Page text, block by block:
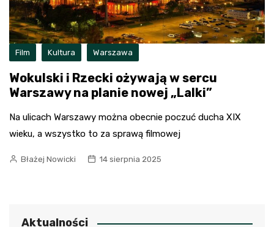
Film Kultura Warszawa
Wokulski i Rzecki ożywają w sercu
Warszawy na planie nowej „Lalki”
Na ulicach Warszawy można obecnie poczuć ducha XIX
wieku, a wszystko to za sprawą filmowej
Błażej Nowicki 14 sierpnia 2025
Aktualności